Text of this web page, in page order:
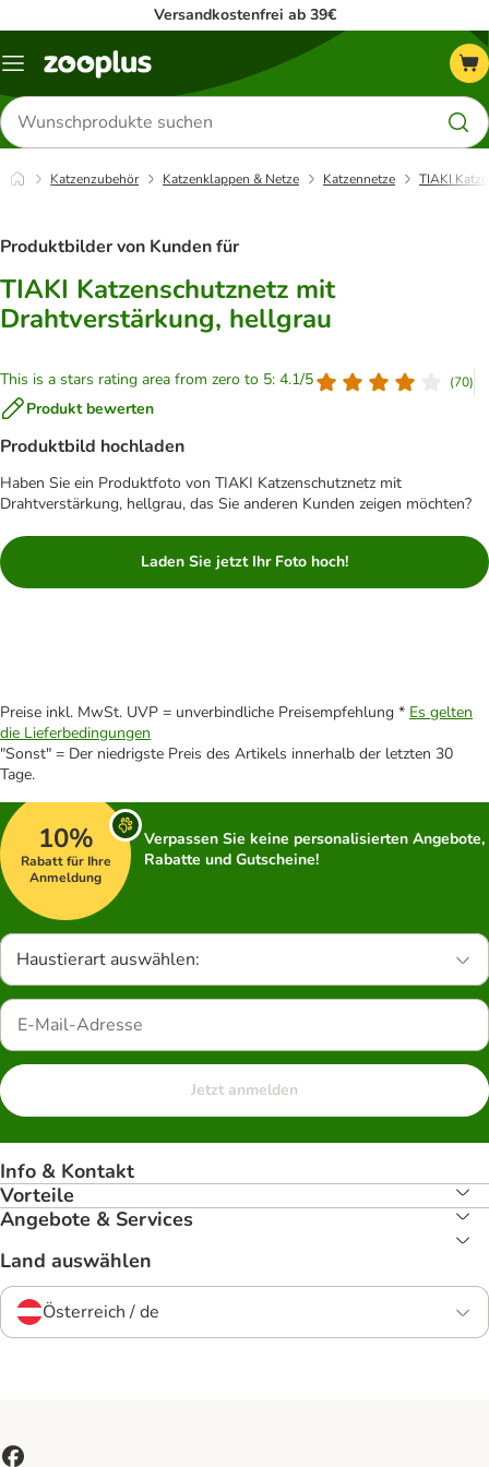
Versandkostenfrei ab 39€
Menü
Produkte
suchen
Katzenzubehör Katzenklappen & Netze Katzennetze TIAKI
Produktbilder von Kunden für
TIAKI Katzenschutznetz mit
Drahtverstärkung, hellgrau
This is a stars rating area from zero to 5: 4.1/5 (70)
Produkt bewerten
Produktbild hochladen
Haben Sie ein Produktfoto von TIAKI Katzenschutznetz mit
Drahtverstärkung, hellgrau, das Sie anderen Kunden zeigen möchten?
Laden Sie jetzt Ihr Foto hoch!
Preise inkl. MwSt. UVP = unverbindliche Preisempfehlung * Es gelten
die Lieferbedingungen
"Sonst" = Der niedrigste Preis des Artikels innerhalb der letzten 30
Tage.
10%
Rabatt für Ihre
Anmeldung
Verpassen Sie keine personalisierten Angebote,
Rabatte und Gutscheine!
Haustierart auswählen:
Jetzt anmelden
Info & Kontakt
Vorteile
Angebote & Services
Land auswählen
Österreich / de